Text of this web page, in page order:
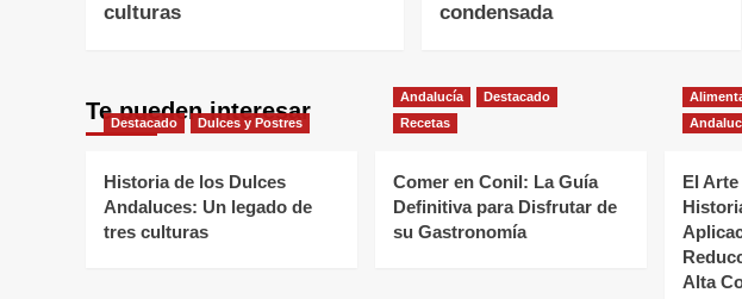
culturas
condensada
Te pueden interesar
Destacado Dulces y Postres
Historia de los Dulces
Andaluces: Un legado de
tres culturas
Andalucía
Destacado
Recetas
Comer en Conil: La Guía
Definitiva para Disfrutar de
su Gastronomía
El
Alta